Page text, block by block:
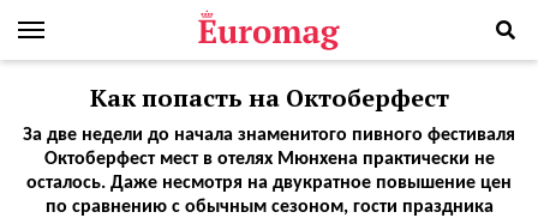
Как попасть на Октоберфест
За две недели до начала знаменитого пивного фестиваля
Октоберфест мест в отелях Мюнхена практически не
осталось. Даже несмотря на двукратное повышение цен
по сравнению с обычным сезоном, гости праздника